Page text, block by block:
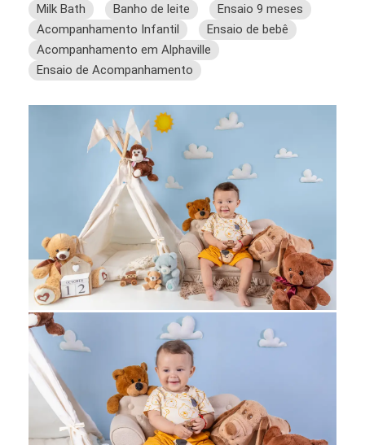
Milk Bath
Banho de leite
Ensaio 9 meses
Acompanhamento Infantil
Ensaio de bebê
Acompanhamento em Alphaville
Ensaio de Acompanhamento